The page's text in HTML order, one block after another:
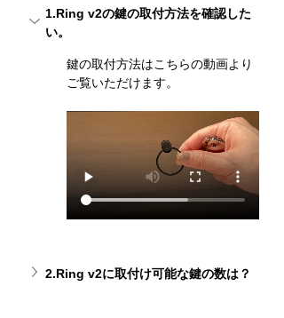
1.Ring v2の鍵の取付方法を確認した
い。
鍵の取付方法はこちらの動画より
ご覧いただけます。
2.Ring v2に取付け可能な鍵の数は？